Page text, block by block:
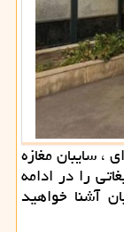
، سایبان مغازه
را در ادامه
آشنا خواهید